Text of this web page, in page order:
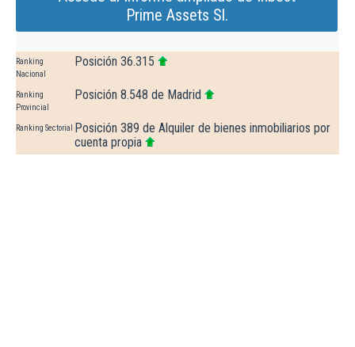
Prime Assets Sl.
Ranking
Nacional
Posición 36.315
Ranking
Provincial
Posición 8.548 de Madrid
Ranking Sectorial
Posición 389 de Alquiler de bienes inmobiliarios por
cuenta propia